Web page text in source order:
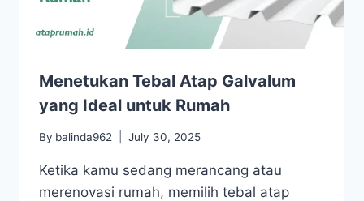
Menetukan Tebal Atap Galvalum
yang Ideal untuk Rumah
By balinda962 July 30, 2025
Ketika kamu sedang merancang atau
merenovasi rumah, memilih tebal atap